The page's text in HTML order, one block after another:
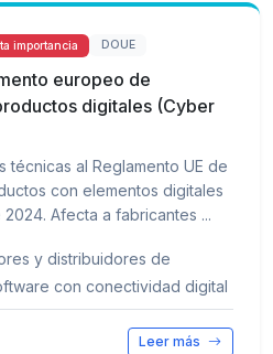
importancia DOUE
europeo de
digitales (Cyber
al Reglamento UE de
con elementos digitales
Afecta a fabricantes ...
y distribuidores de
con conectividad digital
Leer más